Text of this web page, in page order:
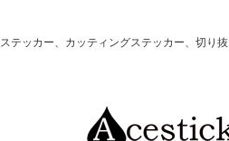
ステッカー、カッティングステッカー、切り